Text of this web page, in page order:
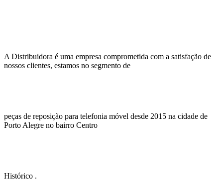
A Distribuidora é uma empresa comprometida com a satisfação de
nossos clientes, estamos no segmento de
peças de reposição para telefonia móvel desde 2015 na cidade de
Porto Alegre no bairro Centro
Histórico .